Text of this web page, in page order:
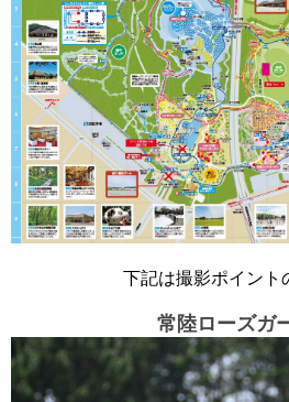
下記は撮影ポイント
常陸ローズガ